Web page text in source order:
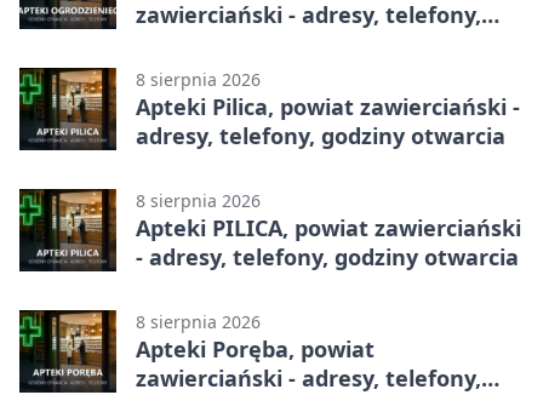
zawierciański - adresy, telefony,
8 sierpnia 2026
Apteki Pilica, powiat zawierciański -
adresy, telefony, godziny otwarcia
8 sierpnia 2026
Apteki PILICA, powiat zawierciański
- adresy, telefony, godziny otwarcia
8 sierpnia 2026
Apteki Poręba, powiat
zawierciański - adresy, telefony,